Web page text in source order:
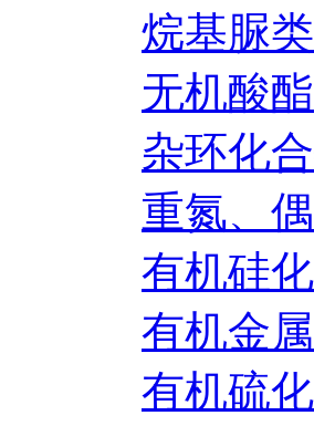
烷基脲
无机酸酯
杂环化
重氮、
有机硅
有机金
有机硫